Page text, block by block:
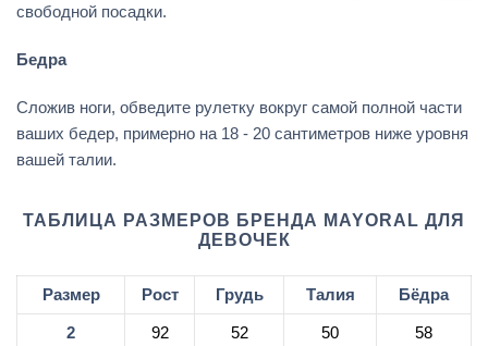
свободной посадки.
Бедра
Сложив ноги, обведите рулетку вокруг самой полной части
ваших бедер, примерно на 18 - 20 сантиметров ниже уровня
вашей талии.
ТАБЛИЦА РАЗМЕРОВ БРЕНДА MAYORAL ДЛЯ
ДЕВОЧЕК
Размер Рост Грудь Талия Бёдра
2 92 52 50 58